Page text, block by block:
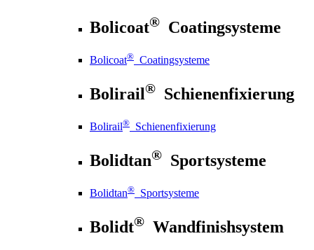
Bolicoat® Coatingsysteme
Bolicoat® Coatingsysteme
Bolirail® Schienenfixierung
Bolirail® Schienenfixierung
Bolidtan® Sportsysteme
Bolidtan® Sportsysteme
Bolidt® Wandfinishsystem